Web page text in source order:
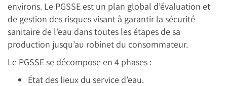
environs. Le PGSSE est un plan global d’évaluation et
de gestion des risques visant à garantir la sécurité
sanitaire de l’eau dans toutes les étapes de sa
production jusqu’au robinet du consommateur.
Le PGSSE se décompose en 4 phases :
État des lieux du service d’eau.